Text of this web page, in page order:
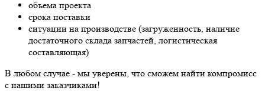
объема проекта
срока поставки
ситуации на производстве (загруженность, наличие
достаточного склада запчастей, логистическая
составляющая)
В любом случае - мы уверены, что сможем найти компромисс
с нашими заказчиками!